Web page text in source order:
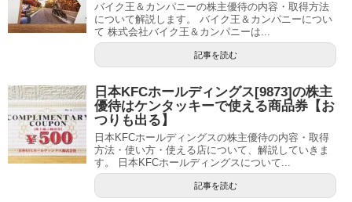
バイク王＆カンパニーの株主優待の内容・取得方法
について解説します。 バイク王＆カンパニーについ
て 株式会社バイク王＆カンパニーは...
記事を読む
日本KFCホールディングス[9873]の株主
優待はケンタッキーで使える商品券【お
つりも出る】
日本KFCホールディングスの株主優待の内容・取得
方法・使い方・使える店について、解説していきま
す。 日本KFCホールディングスについて...
記事を読む